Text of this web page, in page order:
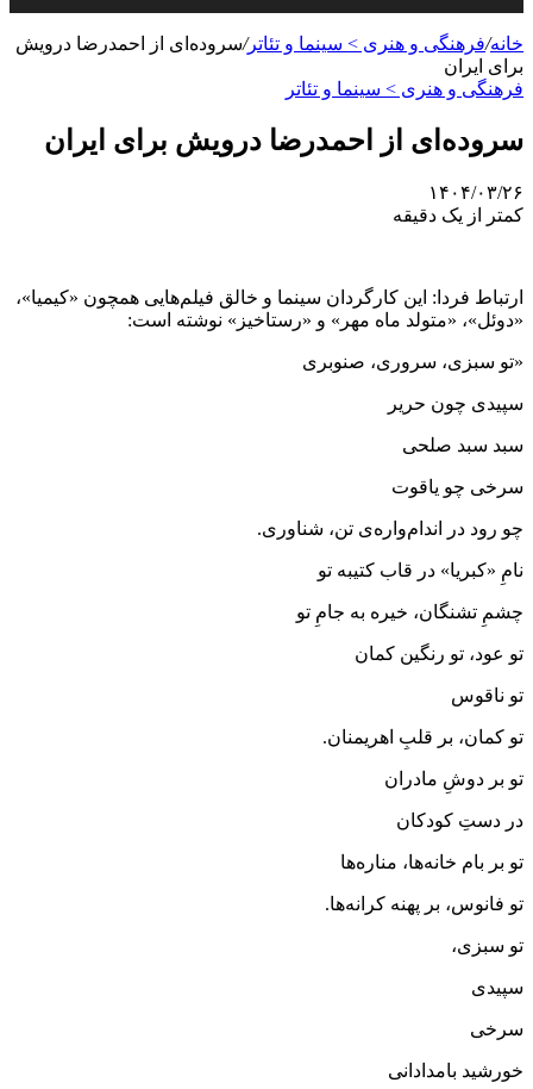
خانه/فرهنگی و هنری > سینما و تئاتر/سروده‌ای از احمدرضا درویش
برای ایران
فرهنگی و هنری > سینما و تئاتر
سروده‌ای از احمدرضا درویش برای ایران
۱۴۰۴/۰۳/۲۶
کمتر از یک دقیقه
ارتباط فردا: این کارگردان سینما و خالق فیلم‌هایی همچون «کیمیا»،
«دوئل»، «متولد ماه مهر» و «رستاخیز» نوشته است:
«تو سبزی، سروری، صنوبری
سپیدی چون حریر
سبد سبد صلحی
سرخی چو یاقوت
چو رود در اندام‌واره‌ی تن، شناوری‌.
نامِ «کبریا» در قاب کتیبه تو
چشمِ تشنگان، خیره به جامِ تو
تو عود، تو رنگین کمان
تو ناقوس
تو کمان، بر قلبِ اهریمنان.
تو بر دوشِ مادران
در دستِ کودکان
تو بر بام خانه‌ها، مناره‌ها
تو فانوس، بر پهنه کرانه‌ها.
تو سبزی،
سپیدی
سرخی
خورشید بامدادانی